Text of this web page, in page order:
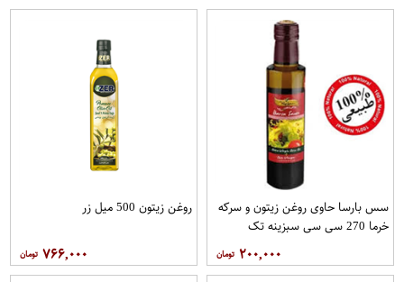
سس بارسا حاوی روغن زیتون و سرکه
خرما 270 سی سی سبزینه تک
۲۰۰,۰۰۰
روغن زیتون 500 میل زر
۷۶۶,۰۰۰